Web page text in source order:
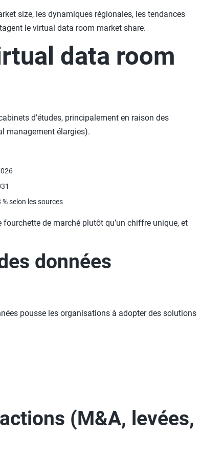
size, les dynamiques régionales, les tendances
le virtual data room market share.
data room
d’études, principalement en raison des
management élargies).
selon les sources
de marché plutôt qu’un chiffre unique, et
données
pousse les organisations à adopter des solutions
(M&A, levées,